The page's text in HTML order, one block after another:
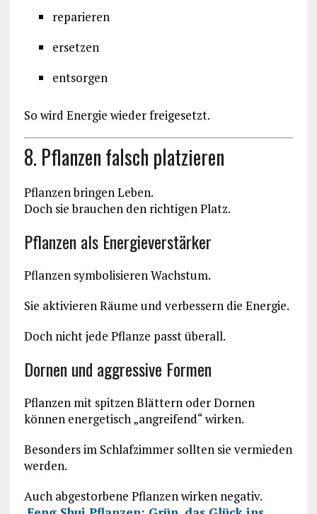
reparieren
ersetzen
entsorgen
So wird Energie wieder freigesetzt.
8. Pflanzen falsch platzieren
Pflanzen bringen Leben.
Doch sie brauchen den richtigen Platz.
Pflanzen als Energieverstärker
Pflanzen symbolisieren Wachstum.
Sie aktivieren Räume und verbessern die Energie.
Doch nicht jede Pflanze passt überall.
Dornen und aggressive Formen
Pflanzen mit spitzen Blättern oder Dornen
können energetisch „angreifend“ wirken.
Besonders im Schlafzimmer sollten sie vermieden
werden.
Auch abgestorbene Pflanzen wirken negativ.